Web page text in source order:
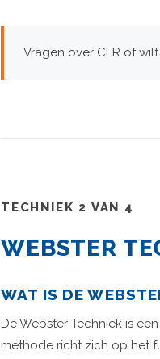
Vragen over CFR of
TECHNIEK 2 VAN 4
WEBSTER
WAT IS DE
De Webster Techniek is
methode richt zich op het